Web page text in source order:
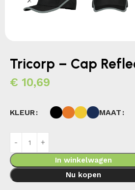
Tricorp – Cap
€ 10,69
KLEUR MAAT
In winkelwagen
Nu kopen